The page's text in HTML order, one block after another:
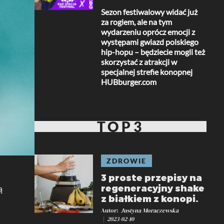
Sezon festiwalowy widać już
za rogiem, ale na tym
wydarzeniu oprócz emocji z
występami gwiazd polskiego
hip-hopu – będziecie mogli też
skorzystać z atrakcji w
specjalnej strefie konopnej
HUBburger.com
TOP3
ZDROWIE
3 proste przepisy na
regeneracyjny shake
z białkiem z konopi.
Autor Justyna Moraczewska
2023-02-10